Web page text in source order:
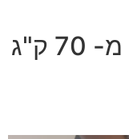
המשטרה חשפה יותר מ- 70 ק"ג